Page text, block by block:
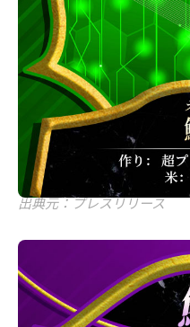
出典元：プレスリリース